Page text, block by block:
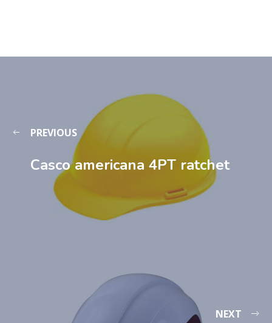
PREVIOUS
Casco americana 4PT ratchet
NEXT